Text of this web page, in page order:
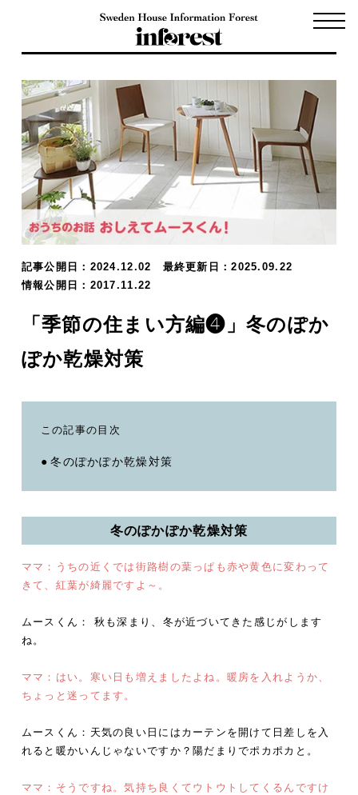
記事公開日：2024.12.02 最終更新日：2025.09.22
情報公開日：2017.11.22
「季節の住まい方編❹」冬のぽか
ぽか乾燥対策
この記事の目次
冬のぽかぽか乾燥対策
冬のぽかぽか乾燥対策
ママ：うちの近くでは街路樹の葉っぱも赤や黄色に変わって
きて、紅葉が綺麗ですよ～。
ムースくん： 秋も深まり、冬が近づいてきた感じがします
ね。
ママ：はい。寒い日も増えましたよね。暖房を入れようか、
ちょっと迷ってます。
ムースくん：天気の良い日にはカーテンを開けて日差しを入
れると暖かいんじゃないですか？陽だまりでポカポカと。
ママ：そうですね。気持ち良くてウトウトしてくるんですけ